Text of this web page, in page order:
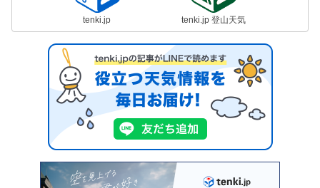
tenki.jp tenki.jp 登山天気